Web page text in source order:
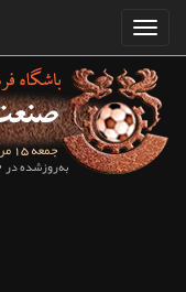
جمعه 15 مرداد ماه 1405
به‌روزشده در 12 ساعت و 44 دقیقه قبل